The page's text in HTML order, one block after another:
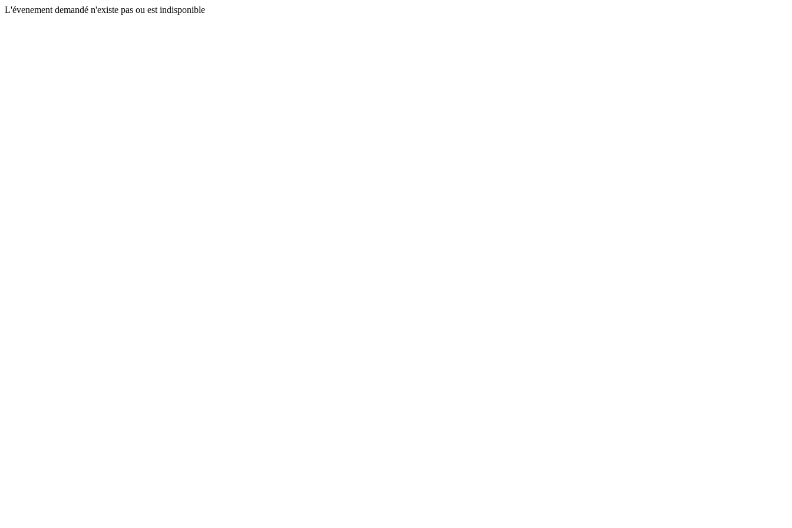
L'évenement demandé n'existe pas ou est indisponible